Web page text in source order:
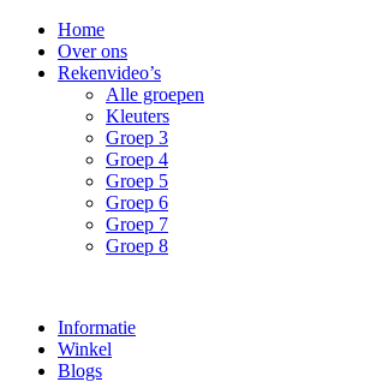
Home
Over ons
Rekenvideo’s
Alle groepen
Kleuters
Groep 3
Groep 4
Groep 5
Groep 6
Groep 7
Groep 8
Informatie
Winkel
Blogs